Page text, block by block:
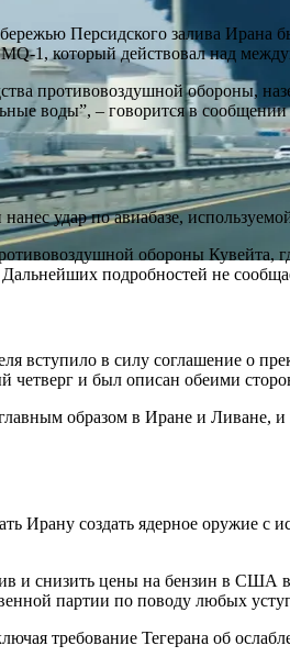
Персидского залива Ирана
1, который действовал над
противовоздушной обороны,
воды”, – говорится в
удар по авиабазе,
обороны
подробностей не
вступило в силу соглашение о
и был описан обеими
образом в Иране и Ливане,
создать ядерное оружие с
и снизить цены на бензин в США
партии по поводу любых
требование Тегерана об